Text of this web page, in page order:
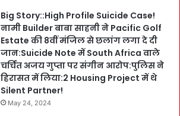
Big Story::High Profile Suicide Case!
नामी Builder बाबा साहनी ने Pacific Golf
Estate की 8वीं मंजिल से छलांग लगा दे दी
जान:Suicide Note में South Africa वाले
चर्चित अजय गुप्ता पर संगीन आरोप:पुलिस ने
हिरासत में लिया:2 Housing Project में थे
Silent Partner!
May 24, 2024